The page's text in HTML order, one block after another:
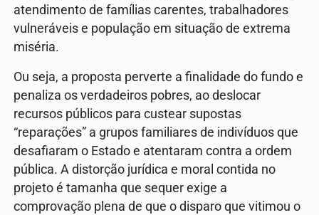
atendimento de famílias carentes, trabalhadores
vulneráveis e população em situação de extrema
miséria.
Ou seja, a proposta perverte a finalidade do fundo e
penaliza os verdadeiros pobres, ao deslocar
recursos públicos para custear supostas
“reparações” a grupos familiares de indivíduos que
desafiaram o Estado e atentaram contra a ordem
pública. A distorção jurídica e moral contida no
projeto é tamanha que sequer exige a
comprovação plena de que o disparo que vitimou o